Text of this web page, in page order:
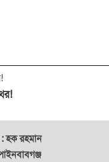
হক রহমান